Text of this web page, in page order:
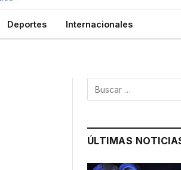
Deportes Internacionales
ÚLTIMAS